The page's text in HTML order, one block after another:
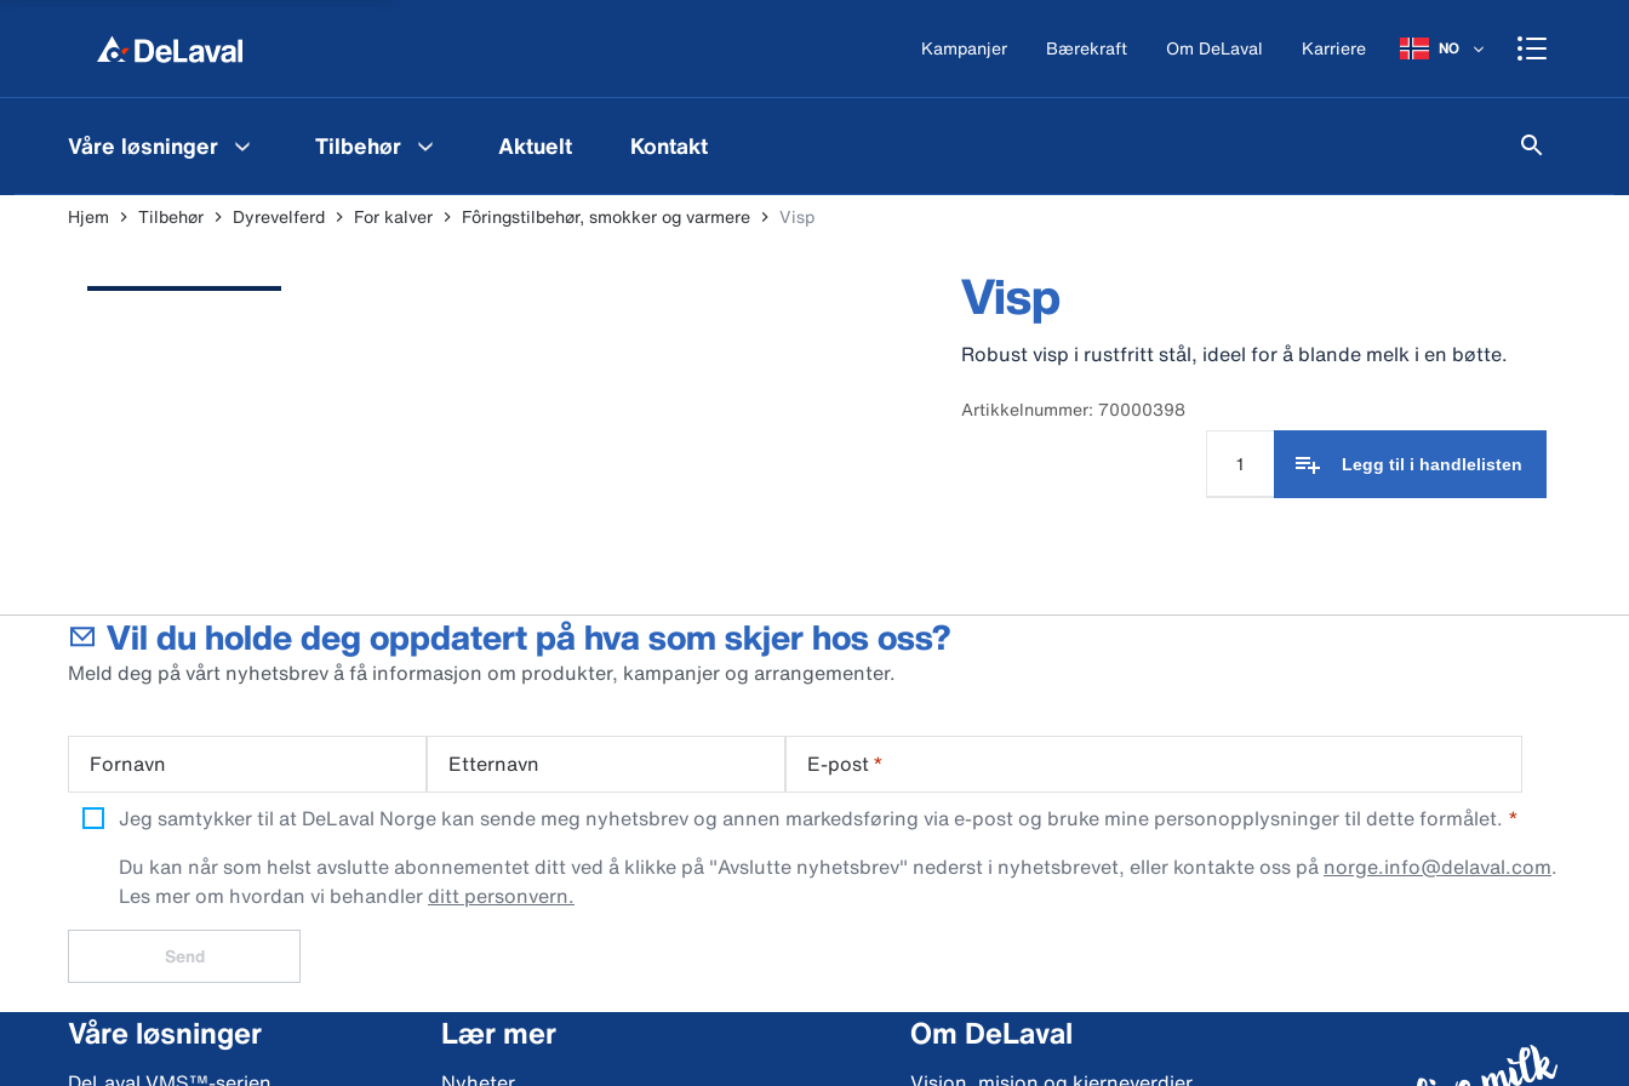
Kampanjer Bærekraft Om DeLaval Karriere NO
Våre løsninger Tilbehør Aktuelt Kontakt
Hjem Tilbehør Dyrevelferd For kalver Fôringstilbehør, smokker og varmere Visp
Visp
Robust visp i rustfritt stål, ideel for å blande melk i en bøtte.
Artikkelnummer: 70000398
Legg til i handlelisten
Vil du holde deg oppdatert på hva som skjer hos oss?
Meld deg på vårt nyhetsbrev å få informasjon om produkter, kampanjer og arrangementer.
Fornavn Etternavn E-post*
Jeg samtykker til at DeLaval Norge kan sende meg nyhetsbrev og annen markedsføring via e-post og bruke mine personopplysninger til dette formålet.
Du kan når som helst avslutte abonnementet ditt ved å klikke på "Avslutte nyhetsbrev" nederst i nyhetsbrevet, eller kontakte oss på norge.info@delaval.com.
Les mer om hvordan vi behandlerditt personvern.
Send
Våre løsninger Lær mer Om DeLaval